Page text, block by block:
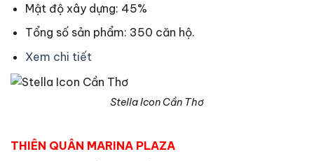
Mật độ xây dựng: 45%
Tổng số sản phẩm: 350 căn hộ.
Xem chi tiết
Stella Icon Cần Thơ
THIÊN QUÂN MARINA PLAZA